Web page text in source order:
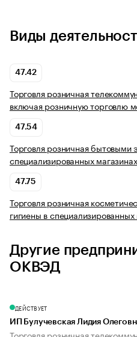
Виды
47.42
Торговля розничная
включая розничную торговлю
47.54
Торговля розничная бытовыми
специализированных магазинах
47.75
Торговля розничная
гигиены в
Другие
ОКВЭД
ДЕЙСТВУЕТ
ИП Булучевская Лидия